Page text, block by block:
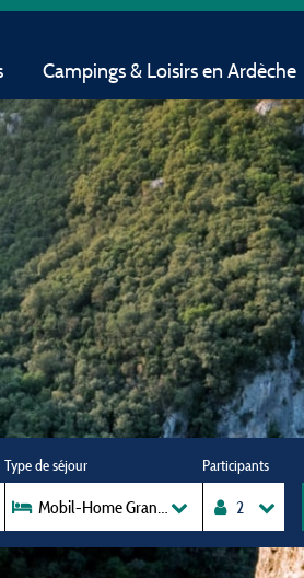
Campings & Loisirs en Ardèche
Type de séjour
Mobil-Home Grand Confort 26.6M² 2
Participants